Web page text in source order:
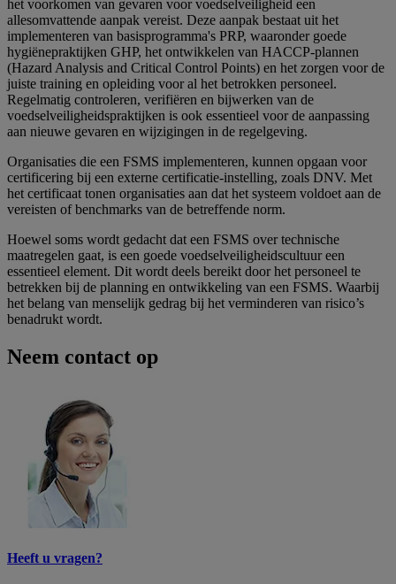
het voorkomen van gevaren voor voedselveiligheid een
allesomvattende aanpak vereist. Deze aanpak bestaat uit het
implementeren van basisprogramma's PRP, waaronder goede
hygiënepraktijken GHP, het ontwikkelen van HACCP-plannen
(Hazard Analysis and Critical Control Points) en het zorgen voor de
juiste training en opleiding voor al het betrokken personeel.
Regelmatig controleren, verifiëren en bijwerken van de
voedselveiligheidspraktijken is ook essentieel voor de aanpassing
aan nieuwe gevaren en wijzigingen in de regelgeving.
Organisaties die een FSMS implementeren, kunnen opgaan voor
certificering bij een externe certificatie-instelling, zoals DNV. Met
het certificaat tonen organisaties aan dat het systeem voldoet aan de
vereisten of benchmarks van de betreffende norm.
Hoewel soms wordt gedacht dat een FSMS over technische
maatregelen gaat, is een goede voedselveiligheidscultuur een
essentieel element. Dit wordt deels bereikt door het personeel te
betrekken bij de planning en ontwikkeling van een FSMS. Waarbij
het belang van menselijk gedrag bij het verminderen van risico’s
benadrukt wordt.
Neem contact op
Heeft u vragen?